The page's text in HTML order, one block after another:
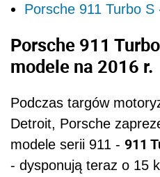
Porsche 911 Turbo
Porsche 911
modele na 2016 r.
Podczas targów
Detroit, Porsche
modele serii 911 - 911
- dysponują teraz o 15